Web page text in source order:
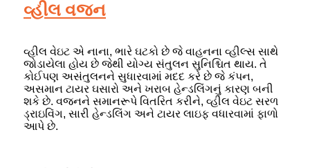
વ્હીલ વજન
વ્હીલ વેઇટ એ નાના, ભારે ઘટકો છે જે વાહનના વ્હીલ્સ સાથે
જોડાયેલા હોય છે જેથી યોગ્ય સંતુલન સુનિશ્ચિત થાય. તે
કોઈપણ અસંતુલનને સુધારવામાં મદદ કરે છે જે કંપન,
અસમાન ટાયર ઘસારો અને ખરાબ હેન્ડલિંગનું કારણ બની
શકે છે. વજનને સમાનરૂપે વિતરિત કરીને, વ્હીલ વેઇટ સરળ
ડ્રાઇવિંગ, સારી હેન્ડલિંગ અને ટાયર લાઇફ વધારવામાં ફાળો
આપે છે.